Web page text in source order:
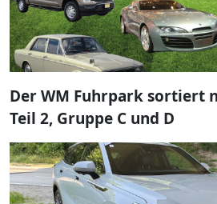
Der WM Fuhrpark sortiert
Teil 2, Gruppe C und D